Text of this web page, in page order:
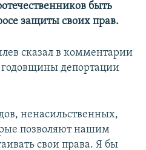
быть
защиты своих прав.
сказал в комментарии
депортации
ненасильственных,
позволяют нашим
свои права. Я бы